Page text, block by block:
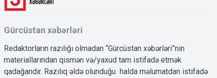
Gürcüstan xəbərləri
Redaktorların razılığı olmadan “Gürcüstan xəbərləri”nin
materiallarından qismən və/yaxud tam istifadə etmək
qadağandır. Razılıq əldə olunduğu halda məlumatdan istifadə